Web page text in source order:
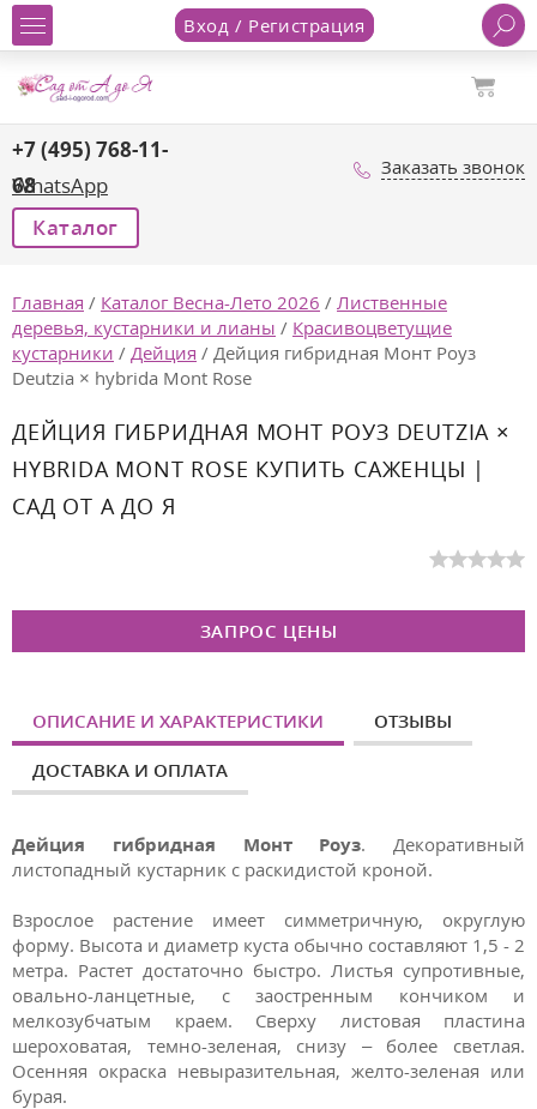
Вход / Регистрация
+7 (495) 768-11-
68
WhatsApp
Заказать звонок
Каталог
Главная / Каталог Весна-Лето 2026 / Лиственные
деревья, кустарники и лианы / Красивоцветущие
кустарники / Дейция / Дейция гибридная Монт Роуз
Deutzia × hybrida Mont Rose
ДЕЙЦИЯ ГИБРИДНАЯ МОНТ РОУЗ DEUTZIA ×
HYBRIDA MONT ROSE КУПИТЬ САЖЕНЦЫ |
САД ОТ А ДО Я
ЗАПРОС ЦЕНЫ
ОПИСАНИЕ И ХАРАКТЕРИСТИКИ ОТЗЫВЫ
ДОСТАВКА И ОПЛАТА
Дейция гибридная Монт Роуз. Декоративный
листопадный кустарник с раскидистой кроной.
Взрослое растение имеет симметричную, округлую
форму. Высота и диаметр куста обычно составляют 1,5 - 2
метра. Растет достаточно быстро. Листья супротивные,
овально-ланцетные, с заостренным кончиком и
мелкозубчатым краем. Сверху листовая пластина
шероховатая, темно-зеленая, снизу – более светлая.
Осенняя окраска невыразительная, желто-зеленая или
бурая.